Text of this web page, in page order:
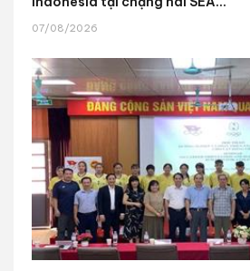
07/08/2026